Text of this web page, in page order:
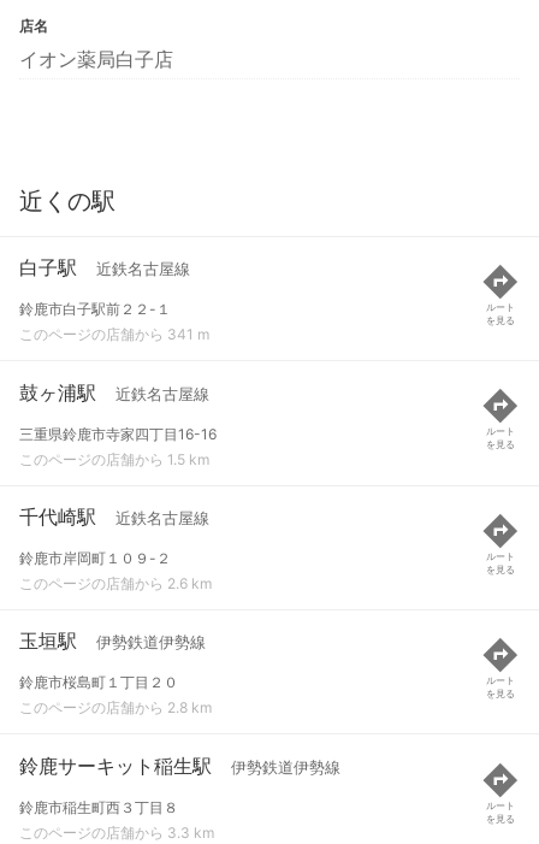
店名
イオン薬局白子店
近くの駅
白子駅 近鉄名古屋線
鈴鹿市白子駅前２２-１
このページの店舗から 341 m
ルート
を見る
鼓ヶ浦駅 近鉄名古屋線
三重県鈴鹿市寺家四丁目16-16
このページの店舗から 1.5 km
ルート
を見る
千代崎駅 近鉄名古屋線
鈴鹿市岸岡町１０９-２
このページの店舗から 2.6 km
ルート
を見る
玉垣駅 伊勢鉄道伊勢線
鈴鹿市桜島町１丁目２０
このページの店舗から 2.8 km
ルート
を見る
鈴鹿サーキット稲生駅 伊勢鉄道伊勢線
鈴鹿市稲生町西３丁目８
このページの店舗から 3.3 km
ルート
を見る